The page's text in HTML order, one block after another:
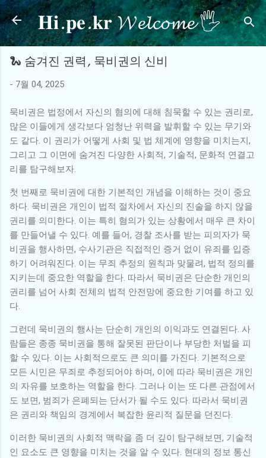
기본 콘텐츠로 건너뛰기
𝐇𝐢.𝐩𝐞.𝐤𝐫 𝓦𝓮𝓵𝓬𝓸𝓶𝓮 🖐
🐍 숨겨진 권력, 묵비권의 신비
- 7월 04, 2025
묵비권은 법정에서 자신의 혐의에 대해 침묵할 수 있는 권리로,
많은 이들에게 생각보다 엄청난 위력을 발휘할 수 있는 무기와
도 같다. 이 권리가 어떻게 사회 및 법 체계에 영향을 미치는지,
그리고 그 이면에 숨겨진 다양한 사회적, 기술적, 문화적 연결고
리를 탐구해보자.
첫 번째로 묵비권에 대한 기본적인 개념을 이해하는 것이 중요
하다. 묵비권은 개인이 법적 절차에서 자신의 진술을 하지 않을
권리를 의미한다. 이는 특히 혐의가 있는 상황에서 매우 큰 차이
를 만들어낼 수 있다. 예를 들어, 경찰 조사를 받는 피의자가 묵
비권을 행사하면, 수사기관은 직접적인 증거 없이 유죄를 입증
하기 어려워진다. 이는 무죄 추정의 원칙과 맞물려, 법적 정의를
지키는데 중요한 역할을 한다. 따라서 묵비권은 단순한 개인의
권리를 넘어 사회 전체의 법적 안전망에 중요한 기여를 하고 있
다.
그런데 묵비권의 행사는 단순히 개인의 이익과도 연결된다. 사
람들은 종종 묵비권을 통해 잘못된 판단이나 부당한 처벌을 피
할 수 있다. 이는 사회적으로도 큰 의미를 가진다. 기본적으로
모든 시민은 무죄로 추정되어야 하며, 이에 따라 묵비권은 개인
의 자유를 보호하는 역할을 한다. 그러나 이는 또 다른 관점에서
도 보면, 범죄가 은폐되는 단서가 될 수도 있다. 따라서 묵비권
은 권리와 책임의 경계에서 복잡한 윤리적 질문을 던진다.
이러한 묵비권의 사회적 맥락을 좀 더 깊이 탐구해보면, 기술적
인 요소도 큰 영향을 미치는 것을 알 수 있다. 현대의 정보 통신